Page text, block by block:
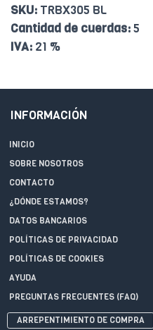
SKU: TRBX305 BL
Cantidad de cuerdas:5
IVA: 21 %
INFORMACIÓN
INICIO
SOBRE NOSOTROS
CONTACTO
¿DÓNDE ESTAMOS?
DATOS BANCARIOS
POLÍTICAS DE PRIVACIDAD
POLÍTICAS DE COOKIES
AYUDA
PREGUNTAS FRECUENTES (FAQ)
ARREPENTIMIENTO DE COMPRA